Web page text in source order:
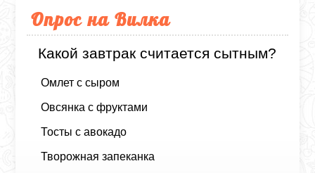
Опрос на Вилка
Какой завтрак считается сытным?
Омлет с сыром
Овсянка с фруктами
Тосты с авокадо
Творожная запеканка